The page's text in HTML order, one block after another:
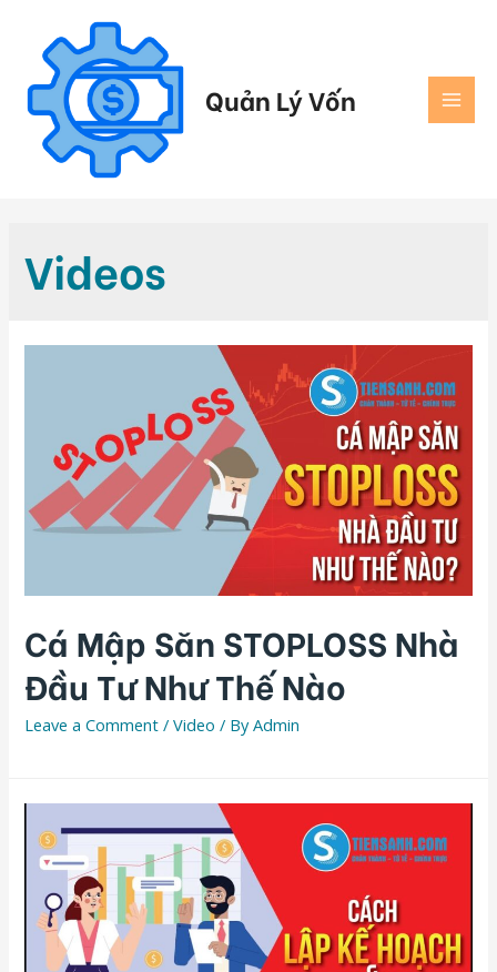
Quản Lý Vốn
Videos
Cá Mập Săn STOPLOSS Nhà
Đầu Tư Như Thế Nào
Leave a Comment /Video / ByAdmin